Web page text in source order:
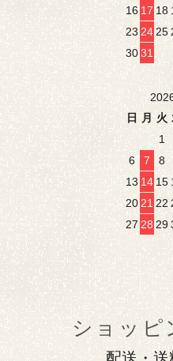
16 17 18
23 24 25
3031
日
月 火
1
6
7 8
13 14 15
20 21 22
27 28 29
ショッピ
配送・送